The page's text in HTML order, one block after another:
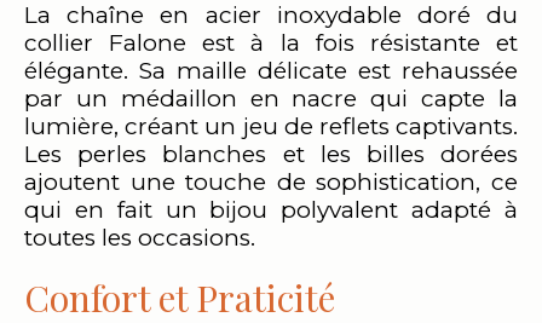
La chaîne en acier inoxydable doré du
collier Falone est à la fois résistante et
élégante. Sa maille délicate est rehaussée
par un médaillon en nacre qui capte la
lumière, créant un jeu de reflets captivants.
Les perles blanches et les billes dorées
ajoutent une touche de sophistication, ce
qui en fait un bijou polyvalent adapté à
toutes les occasions.
Confort et Praticité